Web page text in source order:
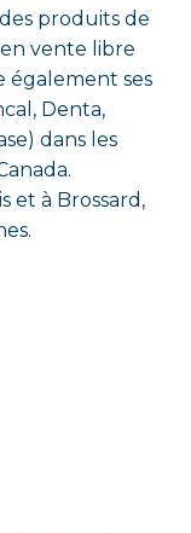
produits de
vente libre
également ses
Denta,
dans les
et à Brossard,